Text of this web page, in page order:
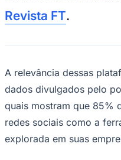
Fórmula 1
UFC
MLB
Atletismo
Vôlei
NBB
Competições de Futebol
Brasileirão Série A
Brasileirão Série B
Revista FT.
A relevância dessas
dados divulgados pelo
quais mostram que 85%
redes sociais como a
explorada em suas